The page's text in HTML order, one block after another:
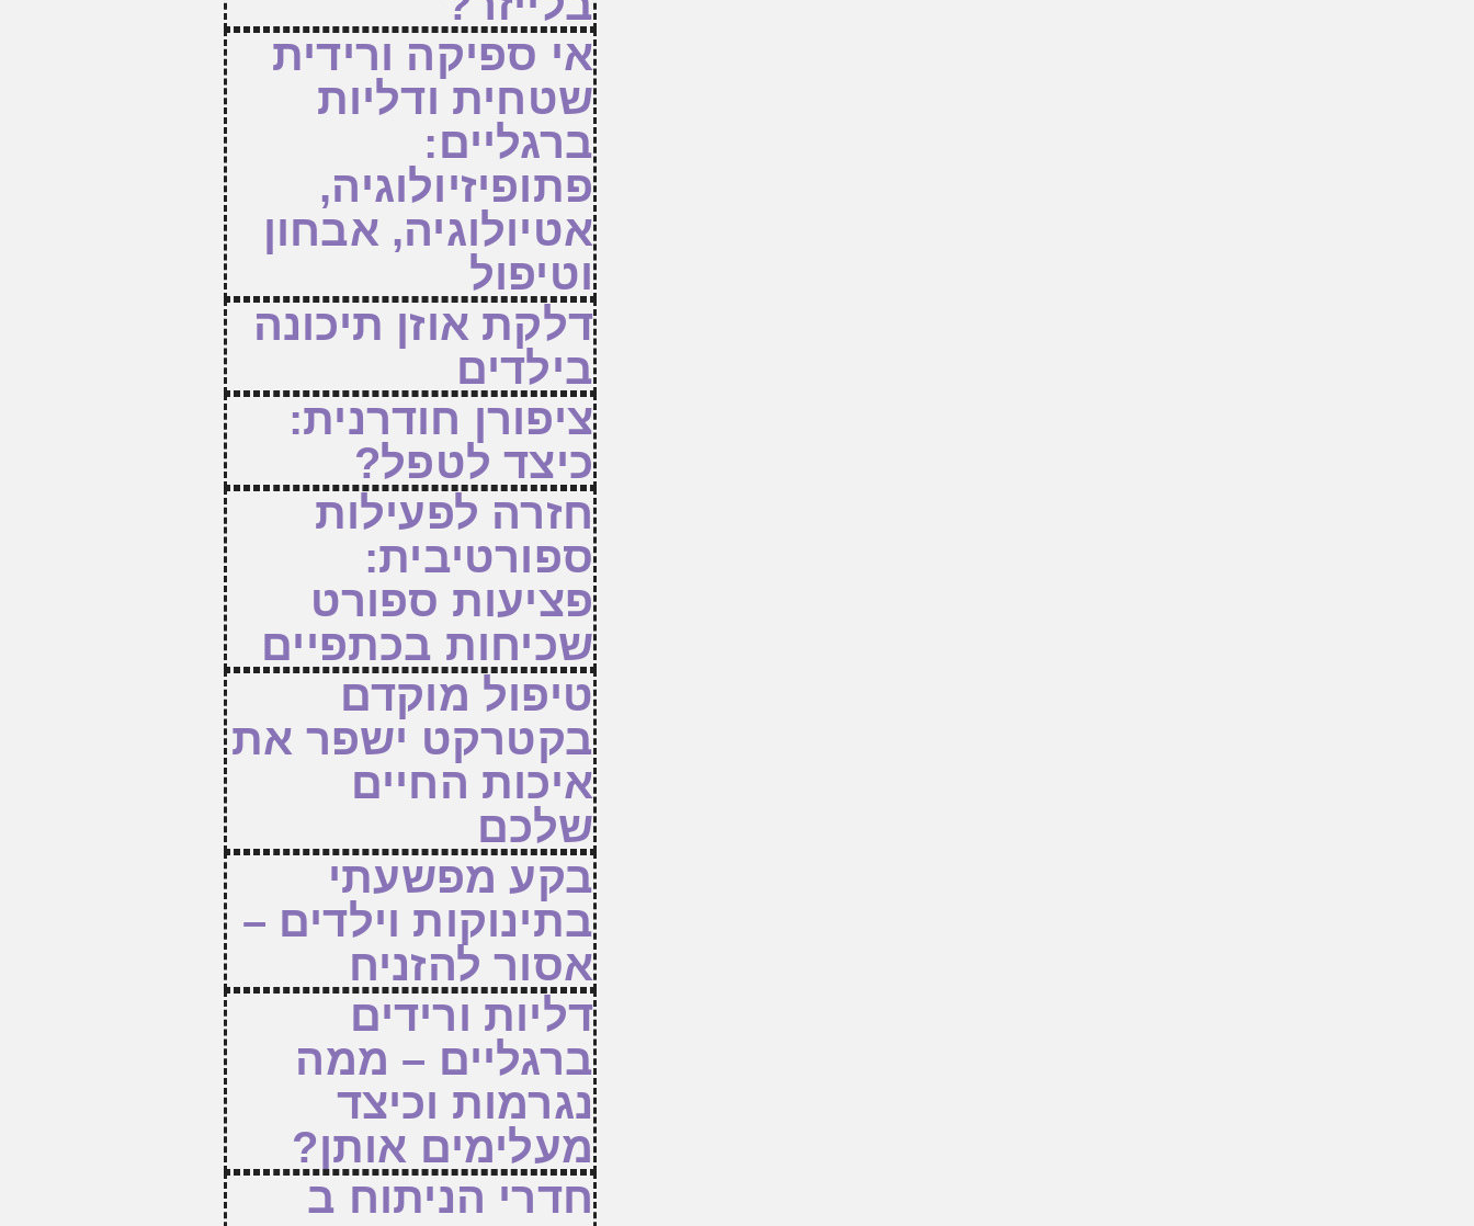
אי ספיקה ורידית
שטחית ודליות
ברגליים:
פתופיזיולוגיה,
אטיולוגיה, אבחון
וטיפול
דלקת אוזן תיכונה
בילדים
ציפורן חודרנית:
כיצד לטפל?
חזרה לפעילות
ספורטיבית:
פציעות ספורט
שכיחות בכתפיים
טיפול מוקדם
בקטרקט ישפר את
איכות החיים
שלכם
בקע מפשעתי
בתינוקות וילדים –
אסור להזניח
דליות ורידים
ברגליים – ממה
נגרמות וכיצד
מעלימים אותן?
חדרי הניתוח ב